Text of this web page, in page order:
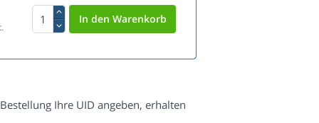
Ihre UID angeben, erhalten